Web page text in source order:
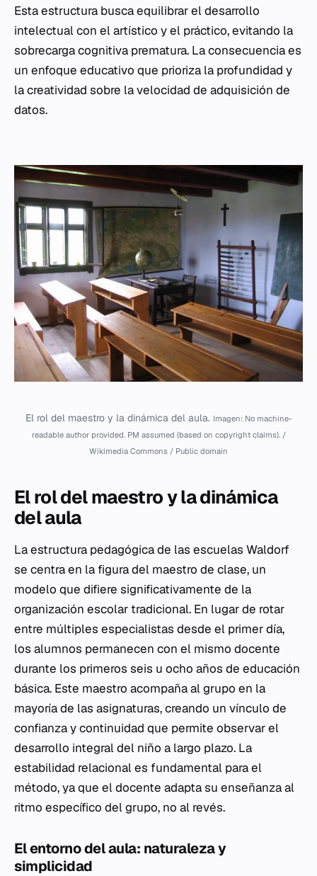
Esta estructura busca equilibrar el desarrollo
intelectual con el artístico y el práctico, evitando la
sobrecarga cognitiva prematura. La consecuencia es
un enfoque educativo que prioriza la profundidad y
la creatividad sobre la velocidad de adquisición de
datos.
El rol del maestro y la dinámica del aula. Imagen: No machine-
readable author provided. PM assumed (based on copyright claims). /
Wikimedia Commons / Public domain
El rol del maestro y la dinámica
del aula
La estructura pedagógica de las escuelas Waldorf
se centra en la figura del maestro de clase, un
modelo que difiere significativamente de la
organización escolar tradicional. En lugar de rotar
entre múltiples especialistas desde el primer día,
los alumnos permanecen con el mismo docente
durante los primeros seis u ocho años de educación
básica. Este maestro acompaña al grupo en la
mayoría de las asignaturas, creando un vínculo de
confianza y continuidad que permite observar el
desarrollo integral del niño a largo plazo. La
estabilidad relacional es fundamental para el
método, ya que el docente adapta su enseñanza al
ritmo específico del grupo, no al revés.
El entorno del aula: naturaleza y
simplicidad